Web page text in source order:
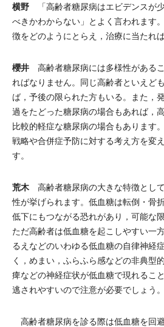
横野 「高齢者糖尿病はエビデンスが
べきかわからない」とよく言われます
徴をどのようにとらえ，治療に当たれ
櫻井 高齢者糖尿病には多様性がある
ればなりません。同じ高齢者といえど
ば，予後の限られた方もいる。また，
過をたどった糖尿病の場合もあれば，
比較的軽症な糖尿病の場合もあります
戦略や合併症予防に対する考え方を変
す。
荒木 高齢者糖尿病の大きな特徴とし
性が挙げられます。低血糖は転倒・骨
低下にもつながる恐れがあり，可能な
ただ高齢者は低血糖を起こしやすい一
るえなどのいわゆる低血糖の自律神経
く，めまい，ふらふら感などの非典型
痺などの神経症状が低血糖で現れるこ
逃されやすいので注意が必要でしょう。
高齢者糖尿病を診る際は低血糖を回